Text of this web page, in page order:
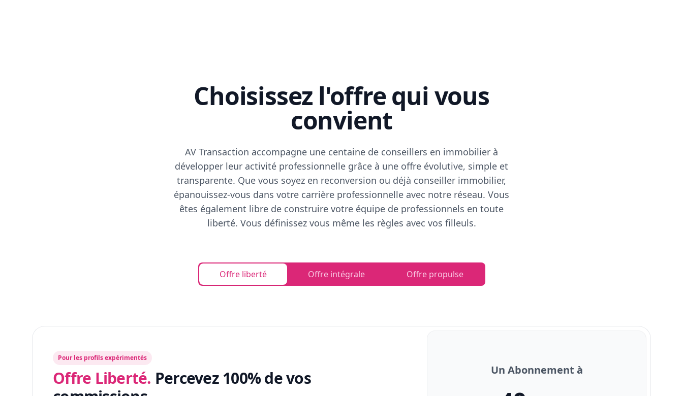
Choisissez l'offre qui vous
convient
AV Transaction accompagne une centaine de conseillers en immobilier à
développer leur activité professionnelle grâce à une offre évolutive, simple et
transparente. Que vous soyez en reconversion ou déjà conseiller immobilier,
épanouissez-vous dans votre carrière professionnelle avec notre réseau. Vous
êtes également libre de construire votre équipe de professionnels en toute
liberté. Vous définissez vous même les règles avec vos filleuls.
Offre liberté Offre intégrale Offre propulse
Pour les profils expérimentés
Offre Liberté. Percevez 100% de vos
Un Abonnement à